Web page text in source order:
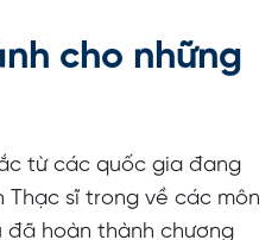
cho những
từ các quốc gia đang
sĩ trong về các môn
đã hoàn thành chương